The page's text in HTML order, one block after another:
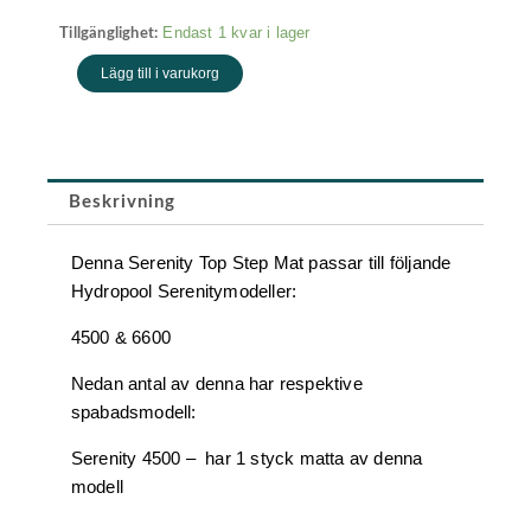
Tillgänglighet: Endast 1 kvar i lager
Serenity
Top
Step
Lägg till i varukorg
Beskrivning
Denna Serenity Top Step Mat passar till följande
Hydropool Serenitymodeller:
4500 & 6600
Nedan antal av denna har respektive
spabadsmodell:
Serenity 4500 – har 1 styck matta av denna
modell